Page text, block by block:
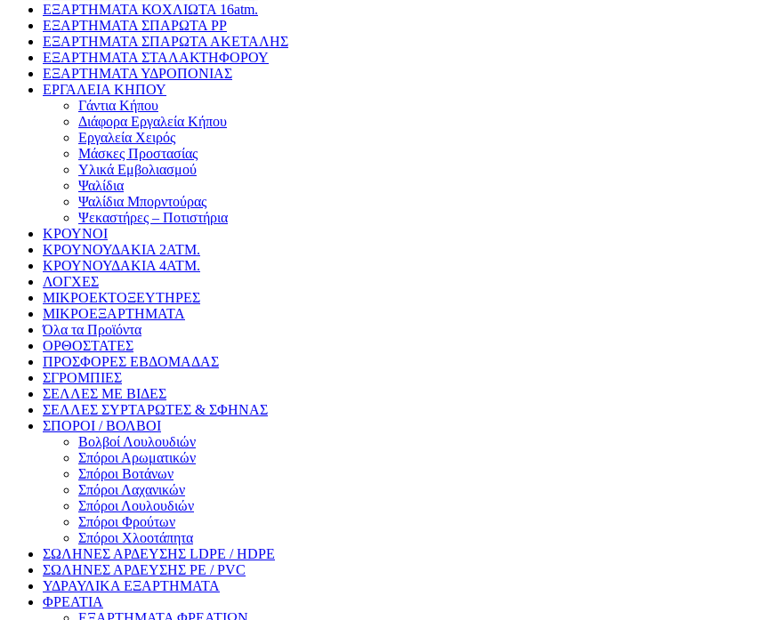
ΕΞΑΡΤΗΜΑΤΑ ΚΟΧΛΙΩΤΑ 16atm.
ΕΞΑΡΤΗΜΑΤΑ ΣΠΑΡΩΤΑ PP
ΕΞΑΡΤΗΜΑΤΑ ΣΠΑΡΩΤΑ ΑΚΕΤΑΛΗΣ
ΕΞΑΡΤΗΜΑΤΑ ΣΤΑΛΑΚΤΗΦΟΡΟΥ
ΕΞΑΡΤΗΜΑΤΑ ΥΔΡΟΠΟΝΙΑΣ
ΕΡΓΑΛΕΙΑ ΚΗΠΟΥ
Γάντια Κήπου
Διάφορα Εργαλεία Κήπου
Εργαλεία Χειρός
Μάσκες Προστασίας
Υλικά Εμβολιασμού
Ψαλίδια
Ψαλίδια Μπορντούρας
Ψεκαστήρες – Ποτιστήρια
ΚΡΟΥΝΟΙ
ΚΡΟΥΝΟΥΔΑΚΙΑ 2ΑΤΜ.
ΚΡΟΥΝΟΥΔΑΚΙΑ 4ΑΤΜ.
ΛΟΓΧΕΣ
ΜΙΚΡΟΕΚΤΟΞΕΥΤΗΡΕΣ
ΜΙΚΡΟΕΞΑΡΤΗΜΑΤΑ
Όλα τα Προϊόντα
ΟΡΘΟΣΤΑΤΕΣ
ΠΡΟΣΦΟΡΕΣ ΕΒΔΟΜΑΔΑΣ
ΣΓΡΟΜΠΙΕΣ
ΣΕΛΛΕΣ ΜΕ ΒΙΔΕΣ
ΣΕΛΛΕΣ ΣΥΡΤΑΡΩΤΕΣ & ΣΦΗΝΑΣ
ΣΠΟΡΟΙ / ΒΟΛΒΟΙ
Βολβοί Λουλουδιών
Σπόροι Αρωματικών
Σπόροι Βοτάνων
Σπόροι Λαχανικών
Σπόροι Λουλουδιών
Σπόροι Φρούτων
Σπόροι Χλοοτάπητα
ΣΩΛΗΝΕΣ ΑΡΔΕΥΣΗΣ LDPE / HDPE
ΣΩΛΗΝΕΣ ΑΡΔΕΥΣΗΣ PE / PVC
ΥΔΡΑΥΛΙΚΑ ΕΞΑΡΤΗΜΑΤΑ
ΦΡΕΑΤΙΑ